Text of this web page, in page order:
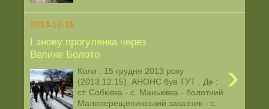
2013-12-15
І знову прогулянка через
Велике Болото
›
Коли : 15 грудня 2013 року
(2013.12.15). АНОНС був ТУТ . Де :
ст. Собківка - с. Маньківка - болотний
Малоперещепинський заказник - с.